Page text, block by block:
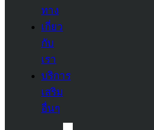
ทาง
เกี่ยว
กับ
เรา
บริการ
เสริม
อื่นๆ